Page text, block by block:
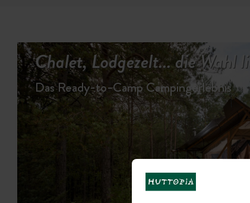
Chalet, Lodgezelt... die Wahl
Das Ready-to-Camp Campingerlebnis